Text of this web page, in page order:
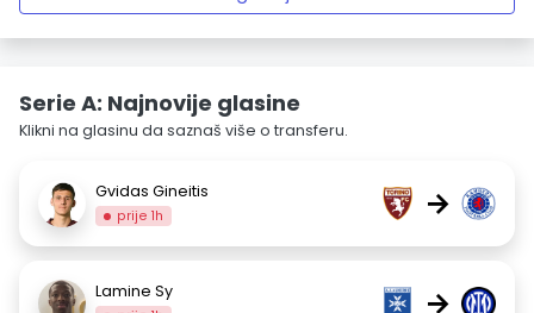
Serie A: Najnovije glasine
Klikni na glasinu da saznaš više o transferu.
Gvidas Gineitis
prije 1h →
Lamine Sy →